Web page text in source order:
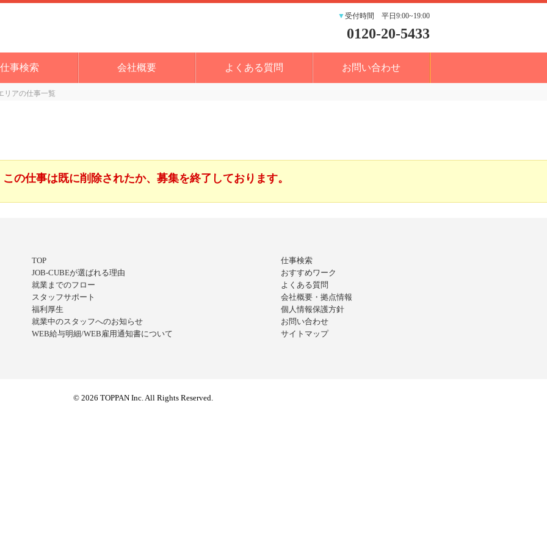
▼受付時間 平日9:00~19:00
0120-20-5433
仕事検索 会社概要 よくある質問 お問い合わせ
リアの仕事一覧
この仕事は既に削除されたか、募集を終了しております。
TOP
JOB-CUBEが選ばれる理由
就業までのフロー
スタッフサポート
福利厚生
就業中のスタッフへのお知らせ
WEB給与明細/WEB雇用通知書について
仕事検索
おすすめワーク
よくある質問
会社概要・拠点情報
個人情報保護方針
お問い合わせ
サイトマップ
© 2026 TOPPAN Inc. All Rights Reserved.